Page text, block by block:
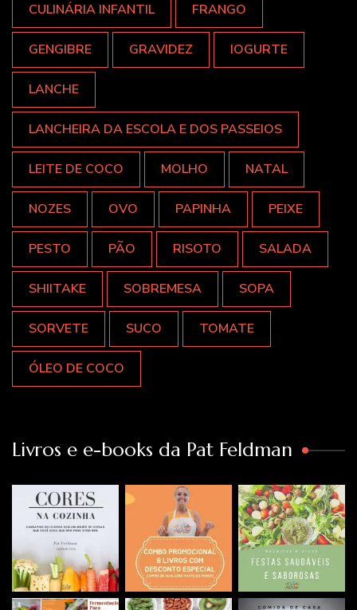
CULINÁRIA INFANTIL FRANGO
GENGIBRE GRAVIDEZ IOGURTE
LANCHE
LANCHEIRA DA ESCOLA E DOS PASSEIOS
LEITE DE COCO MOLHO NATAL
NOZES OVO PAPINHA PEIXE
PESTO PÃO RISOTO SALADA
SHIITAKE SOBREMESA SOPA
SORVETE SUCO TOMATE
ÓLEO DE COCO
Livros e e-books da Pat Feldman